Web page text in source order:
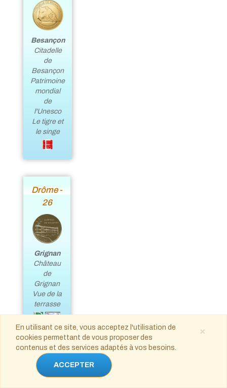
Besançon
Citadelle
de
Besançon
Patrimoine
mondial
de
l'Unesco
Le tigre et
le singe
Drôme -
26
Grignan
Château
de
Grignan
Vue de la
terrasse
Eure -
27
×
En utilisant ce site, vous acceptez l'utilisation de
cookies permettant de vous proposer des
contenus et des services adaptés à vos besoins.
ACCEPTER